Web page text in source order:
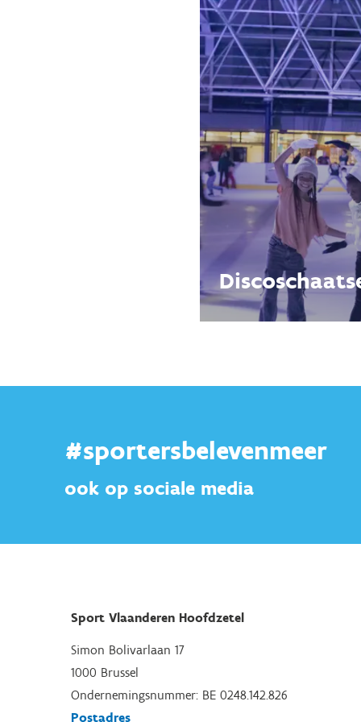
#sportersbelevenmeer
ook op sociale media
Sport Vlaanderen Hoofdzetel
Simon Bolivarlaan 17
1000 Brussel
Ondernemingsnummer: BE 0248.142.826
Postadres